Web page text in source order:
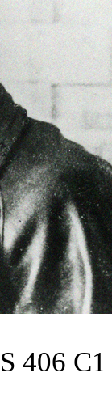
406